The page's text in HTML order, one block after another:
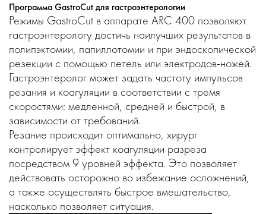
Программа GastroCut для гастроэнтерологии
Режимы GastroCut в аппарате ARC 400 позволяют
гастроэнтерологу достичь наилучших результатов в
полипэктомии, папиллотомии и при эндоскопической
резекции с помощью петель или электродов-ножей.
Гастроэнтеролог может задать частоту импульсов
резания и коагуляции в соответствии с тремя
скоростями: медленной, средней и быстрой, в
зависимости от требований.
Резание происходит оптимально, хирург
контролирует эффект коагуляции разреза
посредством 9 уровней эффекта. Это позволяет
действовать осторожно во избежание осложнений,
а также осуществлять быстрое вмешательство,
насколько позволяет ситуация.